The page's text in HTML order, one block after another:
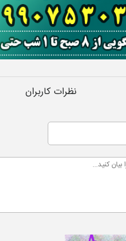
نظرات کاربران